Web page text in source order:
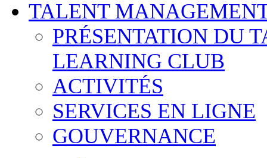
TALENT
PRÉSENTATION DU
LEARNING CLUB
ACTIVITÉS
SERVICES EN LIGNE
GOUVERNANCE